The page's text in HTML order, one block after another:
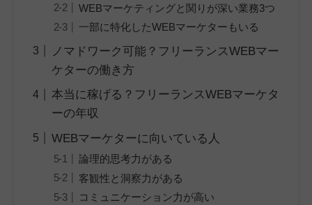
WEBマーケティングと関りが深い業務3つ
一部に特化したWEBマーケターもいる
ノマドワーク可能？フリーランスWEBマー
ケターの働き方
本当に稼げる？フリーランスWEBマーケタ
ーの年収
WEBマーケターに向いている人
論理的思考力がある
客観性と洞察力がある
コミュニケーション力が高い